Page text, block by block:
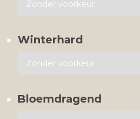
Winterhard
Bloemdragend